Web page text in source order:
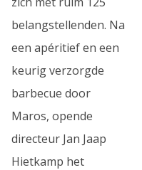
belangstellenden. Na
een apéritief en een
keurig verzorgde
barbecue door
Maros, opende
directeur Jan Jaap
Hietkamp het